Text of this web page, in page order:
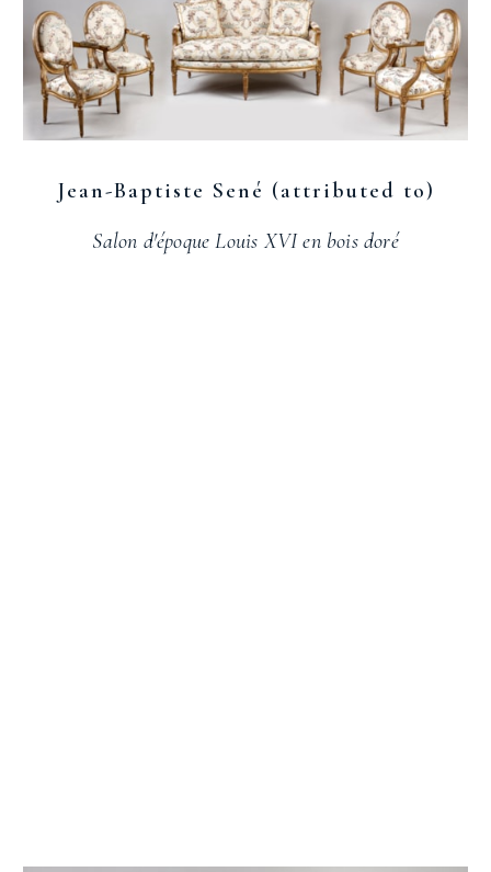
Jean-Baptiste Sené (attributed to)
Salon d'époque Louis XVI en bois doré